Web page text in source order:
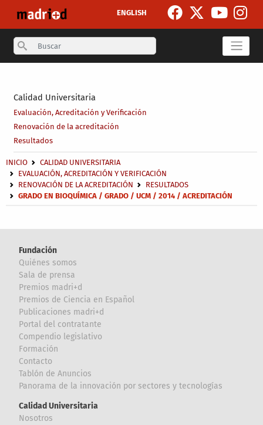
ENGLISH
Search
Calidad Universitaria
Evaluación, Acreditación y Verificación
Renovación de la acreditación
Resultados
Sobrescribir enlaces de ayuda a la navegación
INICIO
CALIDAD UNIVERSITARIA
EVALUACIÓN, ACREDITACIÓN Y VERIFICACIÓN
RENOVACIÓN DE LA ACREDITACIÓN
RESULTADOS
GRADO EN BIOQUÍMICA / GRADO / UCM / 2014 / ACREDITACIÓN
Fundación
Quiénes somos
Sala de prensa
Premios madri+d
Premios de Ciencia en Español
Publicaciones madri+d
Portal del contratante
Compendio legislativo
Formación
Contacto
Tablón de Anuncios
Panorama de la innovación por sectores y tecnologías
Calidad Universitaria
Nosotros